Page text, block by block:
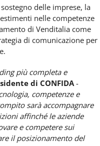
delle imprese, la
nelle competenze
di Venditalia come
di comunicazione per
più completa e
di CONFIDA-
competenze e
sarà accompagnare
affinché le aziende
e competere sui
il posizionamento del